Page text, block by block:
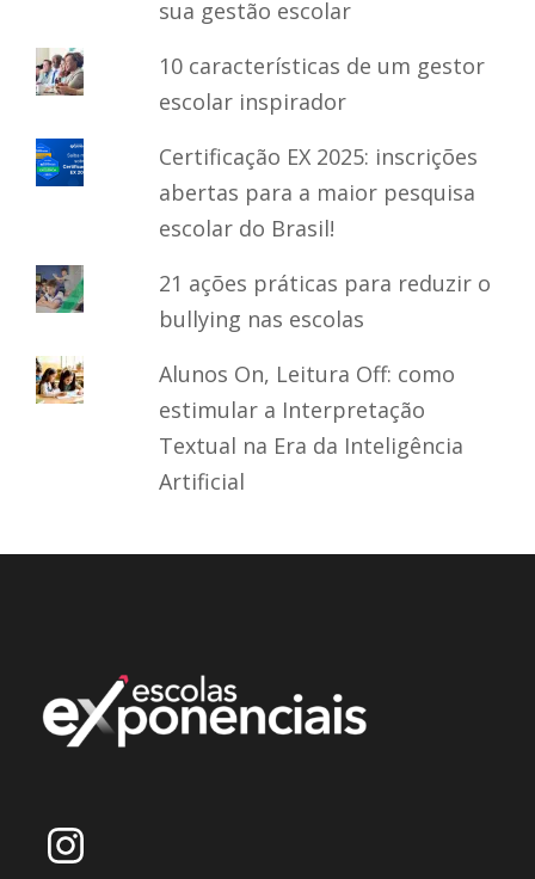
sua gestão escolar
10 características de um gestor
escolar inspirador
Certificação EX 2025: inscrições
abertas para a maior pesquisa
escolar do Brasil!
21 ações práticas para reduzir o
bullying nas escolas
Alunos On, Leitura Off: como
estimular a Interpretação
Textual na Era da Inteligência
Artificial